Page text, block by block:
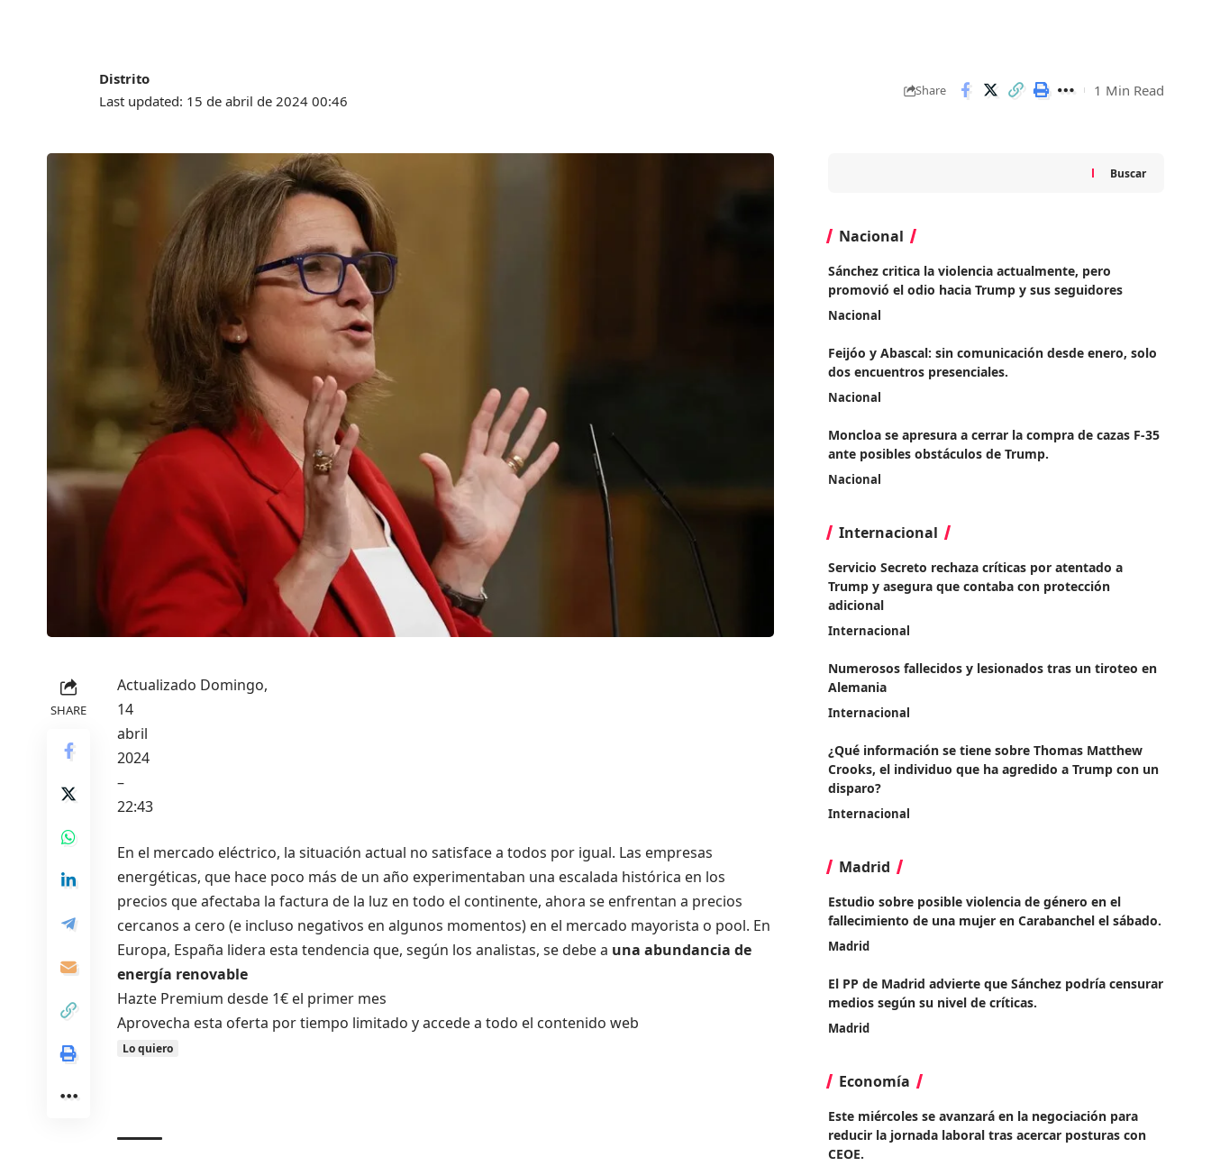
Last updated: 15 de abril de 2024 00:46
Distrito
Share 1 Min Read
SHARE
Actualizado Domingo,
14
abril
2024
–
22:43
En el mercado eléctrico, la situación actual no satisface a todos por igual. Las empresas
energéticas, que hace poco más de un año experimentaban una escalada histórica en los
precios que afectaba la factura de la luz en todo el continente, ahora se enfrentan a precios
cercanos a cero (e incluso negativos en algunos momentos) en el mercado mayorista o pool. En
Europa, España lidera esta tendencia que, según los analistas, se debe a una abundancia de
energía renovable
Hazte Premium desde 1€ el primer mes
Aprovecha esta oferta por tiempo limitado y accede a todo el contenido web
Lo quiero
Buscar
Nacional
Sánchez critica la violencia actualmente, pero
promovió el odio hacia Trump y sus seguidores
Nacional
Feijóo y Abascal: sin comunicación desde enero, solo
dos encuentros presenciales.
Nacional
Moncloa se apresura a cerrar la compra de cazas F-35
ante posibles obstáculos de Trump.
Nacional
Internacional
Servicio Secreto rechaza críticas por atentado a
Trump y asegura que contaba con protección
adicional
Internacional
Numerosos fallecidos y lesionados tras un tiroteo en
Alemania
Internacional
¿Qué información se tiene sobre Thomas Matthew
Crooks, el individuo que ha agredido a Trump con un
disparo?
Internacional
Madrid
Estudio sobre posible violencia de género en el
fallecimiento de una mujer en Carabanchel el sábado.
Madrid
El PP de Madrid advierte que Sánchez podría censurar
medios según su nivel de críticas.
Madrid
Economía
Este miércoles se avanzará en la negociación para
reducir la jornada laboral tras acercar posturas con
CEOE.